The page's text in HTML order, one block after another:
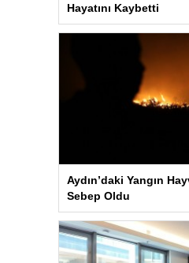
Hayatını Kaybetti
Aydın’daki Yangın
Sebep Oldu